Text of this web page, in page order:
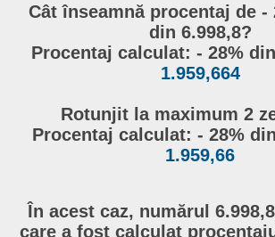
Cât înseamnă procentaj de -
din 6.998,8?
Procentaj calculat: - 28%
1.959,664
Rotunjit la maximum 2
Procentaj calculat: - 28%
1.959,66
În acest caz, numărul
care a fost calculat